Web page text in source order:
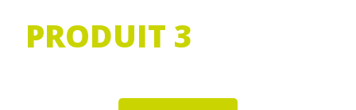
PRODUIT 3